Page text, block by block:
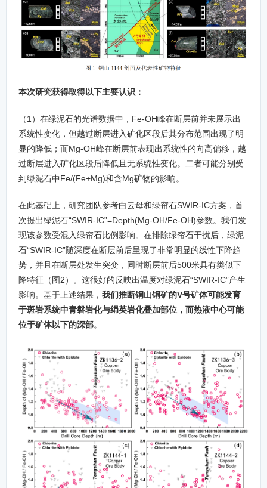
本次研究获得取得以下主要认识：
（1）在绿泥石的光谱数据中，Fe-OH峰在断层前并未展示出
系统性变化，但越过断层进入矿化区段后其分布范围出现了明
显的降低；而Mg-OH峰在断层前表现出系统性的向高偏移，越
过断层进入矿化区段后降低且无系统性变化。二者可能分别受
到绿泥石中Fe/(Fe+Mg)和含Mg矿物的影响。
在此基础上，研究团队参考白云母和绿帘石SWIR-IC方案，首
次提出绿泥石“SWIR-IC”=Depth(Mg-OH/Fe-OH)参数。我们发
现该参数受混入绿帘石比例影响。在排除绿帘石干扰后，绿泥
石“SWIR-IC”随深度在断层前后呈现了非常明显的线性下降趋
势，并且在断层处发生突变，同时断层前后500米具有类似下
降特征（图2）。这很好的反映出温度对绿泥石“SWIR-IC”产生
影响。基于上述结果， 我们推断铜山铜矿的V号矿体可能发育
于斑岩系统中青磐岩化与绢英岩化叠加部位，而热液中心可能
位于矿体以下的深部。